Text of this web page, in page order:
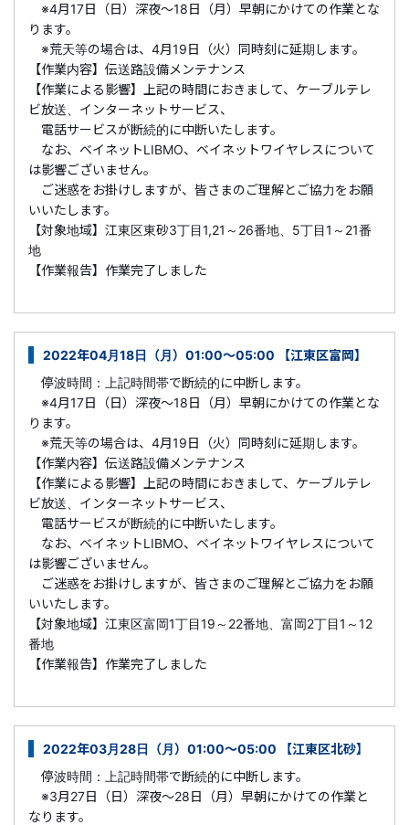
※4月17日（日）深夜～18日（月）早朝にかけての作業とな
ります。
※荒天等の場合は、4月19日（火）同時刻に延期します。
【作業内容】伝送路設備メンテナンス
【作業による影響】上記の時間におきまして、ケーブルテレ
ビ放送、インターネットサービス、
電話サービスが断続的に中断いたします。
なお、ベイネットLIBMO、ベイネットワイヤレスについて
は影響ございません。
ご迷惑をお掛けしますが、皆さまのご理解とご協力をお願
いいたします。
【対象地域】江東区東砂3丁目1,21～26番地、5丁目1～21番
地
【作業報告】作業完了しました
2022年04月18日（月）01:00～05:00 【江東区富岡】
停波時間：上記時間帯で断続的に中断します。
※4月17日（日）深夜～18日（月）早朝にかけての作業とな
ります。
※荒天等の場合は、4月19日（火）同時刻に延期します。
【作業内容】伝送路設備メンテナンス
【作業による影響】上記の時間におきまして、ケーブルテレ
ビ放送、インターネットサービス、
電話サービスが断続的に中断いたします。
なお、ベイネットLIBMO、ベイネットワイヤレスについて
は影響ございません。
ご迷惑をお掛けしますが、皆さまのご理解とご協力をお願
いいたします。
【対象地域】江東区富岡1丁目19～22番地、富岡2丁目1～12
番地
【作業報告】作業完了しました
2022年03月28日（月）01:00～05:00 【江東区北砂】
停波時間：上記時間帯で断続的に中断します。
※3月27日（日）深夜～28日（月）早朝にかけての作業と
なります。